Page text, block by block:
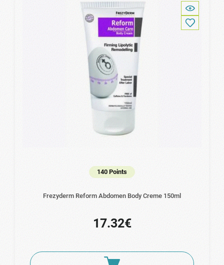
140 Points
Frezyderm Reform Abdomen Body Creme 150ml
17.32€